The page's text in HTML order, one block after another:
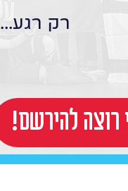
רק רגע...
רוצה להירשם